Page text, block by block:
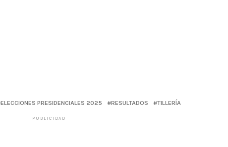
ELECCIONES PRESIDENCIALES 2025 RESULTADOS TILLERÍA
PUBLICIDAD